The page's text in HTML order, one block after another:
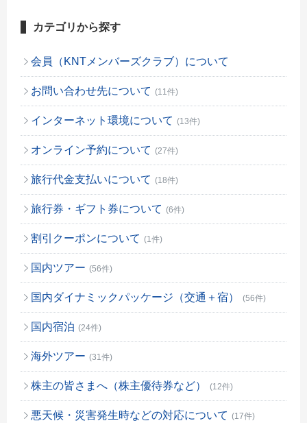
カテゴリから探す
会員（KNTメンバーズクラブ）について
お問い合わせ先について (11件)
インターネット環境について (13件)
オンライン予約について (27件)
旅行代金支払いについて (18件)
旅行券・ギフト券について (6件)
割引クーポンについて (1件)
国内ツアー (56件)
国内ダイナミックパッケージ（交通＋宿） (56件)
国内宿泊 (24件)
海外ツアー (31件)
株主の皆さまへ（株主優待券など） (12件)
悪天候・災害発生時などの対応について (17件)